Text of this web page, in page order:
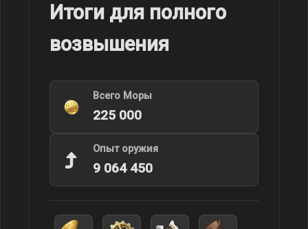
Итоги для полного
возвышения
Всего Моры
225 000
Опыт оружия
9 064 450